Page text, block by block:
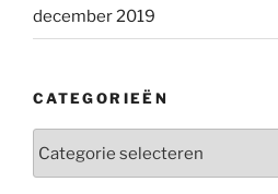
december 2019
CATEGORIEËN